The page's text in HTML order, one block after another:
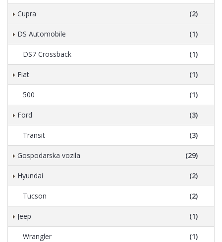
Cupra (2)
DS Automobile (1)
DS7 Crossback (1)
Fiat (1)
500 (1)
Ford (3)
Transit (3)
Gospodarska vozila (29)
Hyundai (2)
Tucson (2)
Jeep (1)
Wrangler (1)